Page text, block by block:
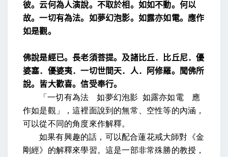
彼。云何為人演說。不取於相。如如不動。 何以
故。一切有為法。如夢幻泡影。如露亦如電。應作
如是觀。
佛說是經已。長老須菩提。及諸比丘．比丘尼．優
婆塞． 優婆夷．一切世間天．人．阿修羅。聞佛所
說。皆大歡喜。信受奉行。
「一切有為法 如夢幻泡影 如露亦如電 應
作如是觀」，這裡面說到的無常、空性等的內涵，
可以從不同的角度來作解釋。
如果有興趣的話，可以配合蓮花戒大師對《金
剛經》的解釋來學習。這是一部非常殊勝的教授，